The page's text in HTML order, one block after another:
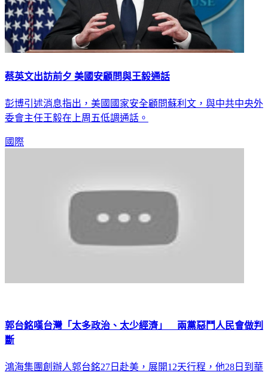
蔡英文出訪前夕 美國安顧問與王毅通話
彭博引述消息指出，美國國家安全顧問蘇利文，與中共中央外
委會主任王毅在上周五低調通話。
國際
郭台銘嘆台灣「太多政治、太少經濟」 兩黨惡鬥人民會做判
斷
鴻海集團創辦人郭台銘27日赴美，展開12天行程，他28日到華